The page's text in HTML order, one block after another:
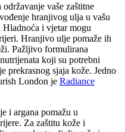
vaše zaštitne
hranjivog ulja u vašu
i vjetar mogu
Hranjivo ulje pomaže ih
Pažljivo formulirana
koji su potrebni
prekrasnog sjaja kože. Jedno
London je Radiance
i argana pomažu u
Za zaštitu kože i